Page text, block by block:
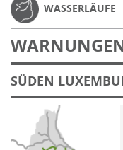
WASSERLÄUFE
SÜDEN